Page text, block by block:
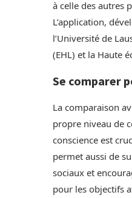
à celle des autres
L’application,
l’Université de
(EHL) et la Haute
Se comparer
La comparaison
propre niveau de
conscience est
permet aussi de
sociaux et
pour les objectifs